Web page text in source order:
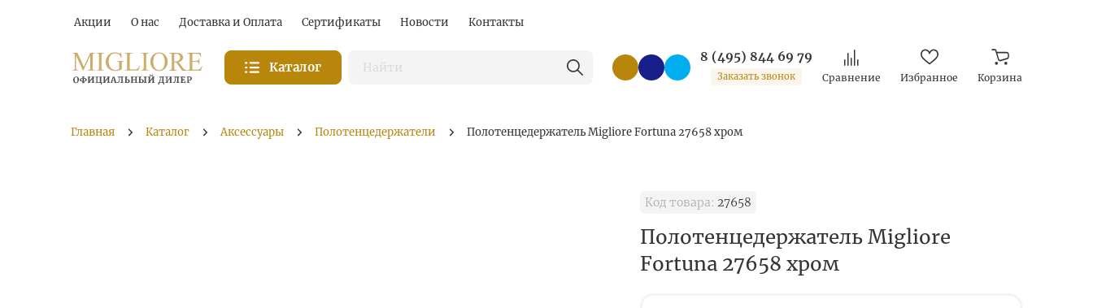
Акции О нас Доставка и Оплата Сертификаты Новости Контакты
Каталог
8 (495) 844 69 79
Заказать звонок Сравнение Избранное Корзина
Главная Каталог Аксессуары Полотенцедержатели Полотенцедержатель Migliore Fortuna 27658 хром
Код товара: 27658
Полотенцедержатель Migliore
Fortuna 27658 хром